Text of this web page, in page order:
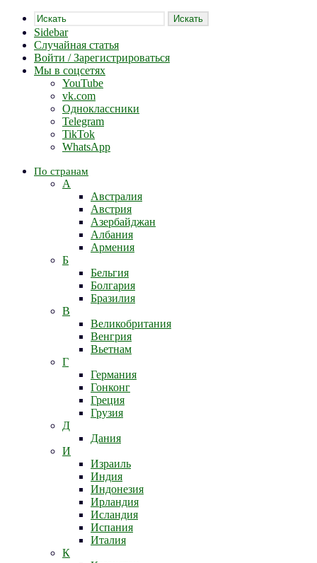
Искать
Sidebar
Случайная статья
Войти / Зарегистрироваться
Мы в соцсетях
YouTube
vk.com
Одноклассники
Telegram
TikTok
WhatsApp
По странам
А
Австралия
Австрия
Азербайджан
Албания
Армения
Б
Бельгия
Болгария
Бразилия
В
Великобритания
Венгрия
Вьетнам
Г
Германия
Гонконг
Греция
Грузия
Д
Дания
И
Израиль
Индия
Индонезия
Ирландия
Исландия
Испания
Италия
К